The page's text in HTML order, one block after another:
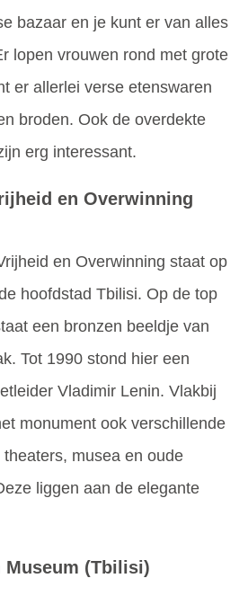
bazaar en je kunt er van alles
lopen vrouwen rond met grote
er allerlei verse etenswaren
broden. Ook de overdekte
erg interessant.
en Overwinning
en Overwinning staat op
hoofdstad Tbilisi. Op de top
een bronzen beeldje van
Tot 1990 stond hier een
Vladimir Lenin. Vlakbij
monument ook verschillende
musea en oude
liggen aan de elegante
(Tbilisi)